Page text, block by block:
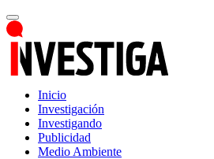
Inicio
Investigación
Investigando
Publicidad
Medio Ambiente